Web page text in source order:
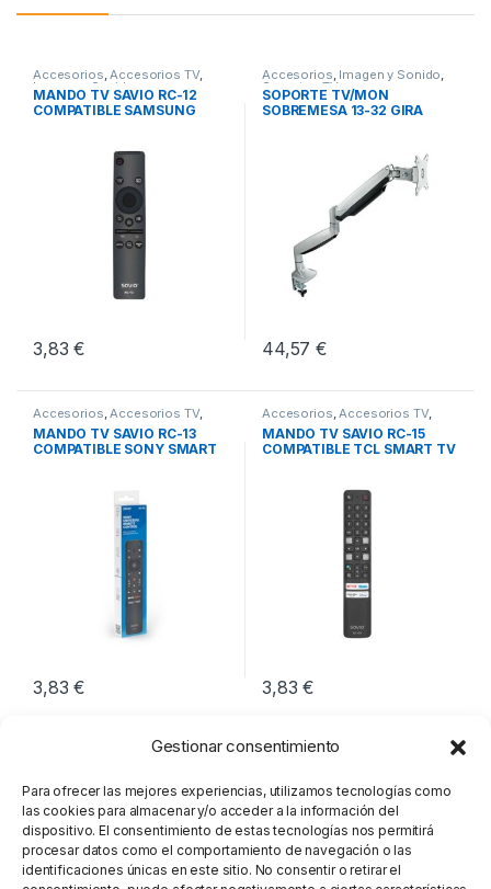
Gestionar consentimiento
Para ofrecer las mejores experiencias, utilizamos tecnologías como
las cookies para almacenar y/o acceder a la información del
dispositivo. El consentimiento de estas tecnologías nos permitirá
procesar datos como el comportamiento de navegación o las
identificaciones únicas en este sitio. No consentir o retirar el
Accesorios,Accesorios TV,
Imagen y Sonido
MANDO TV SAVIO RC-12
COMPATIBLE SAMSUNG
3,83€
Accesorios, Imagen y Sonido,
Soportes TV
SOPORTE TV/MON
SOBREMESA 13-32 GIRA
44,57€
Accesorios,Accesorios TV,
Imagen y Sonido
MANDO TV SAVIO RC-13
COMPATIBLE SONY SMART
3,83€
Accesorios,Accesorios TV,
Imagen y Sonido
MANDO TV SAVIO RC-15
COMPATIBLE TCL SMART TV
3,83€